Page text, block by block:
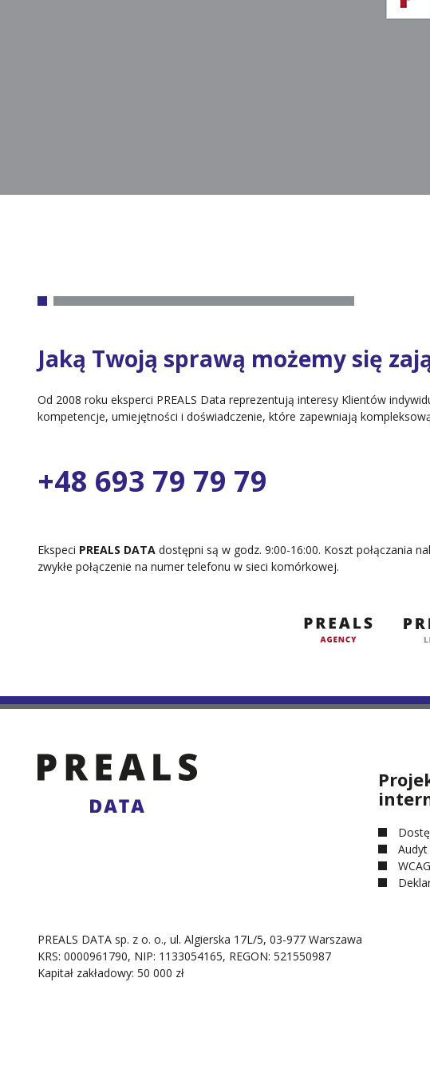
Jaką Twoją sprawą możemy się
Od 2008 roku eksperci PREALS Data reprezentują interesy Klientów
kompetencje, umiejętności i doświadczenie, które zapewniają
+48 693 79 79 79
Ekspeci PREALS DATA dostępni są w godz. 9:00-16:00. Koszt połączania
zwykłe połączenie na numer telefonu w sieci komórkowej.
PREALS DATA sp. z o. o., ul. Algierska 17L/5, 03-977 Warszawa
KRS: 0000961790, NIP: 1133054165, REGON: 521550987
Kapitał zakładowy: 50 000 zł